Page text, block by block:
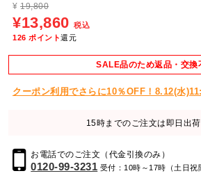
¥ 19,800
¥13,860 税込
126 ポイント還元
SALE品のため返品・交換
クーポン利用でさらに10％OFF！8.12(水
15時までのご注文は即日出荷
お電話でのご注文（代金引換のみ）
0120-99-3231 受付：10時～17時（土日祝